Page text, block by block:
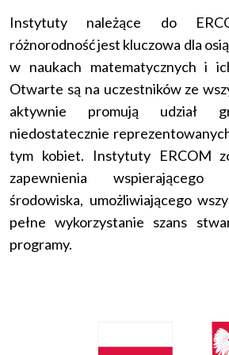
Instytuty należące do
różnorodność jest kluczowa dla
w naukach matematycznych i
Otwarte są na uczestników ze
aktywnie promują udział
niedostatecznie
tym kobiet. Instytuty ERCOM
zapewnienia
środowiska, umożliwiającego
pełne wykorzystanie szans
programy.